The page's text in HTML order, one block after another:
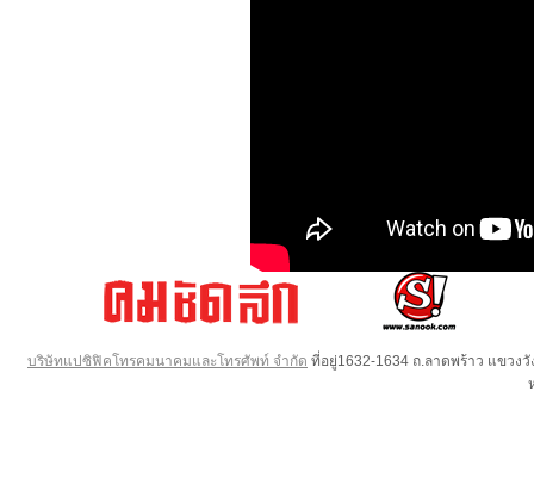
บริษัทแปซิฟิคโทรคมนาคมและโทรศัพท์ จำกัด ที่อยู่1632-1634 ถ.ลาดพร้าว แขวง